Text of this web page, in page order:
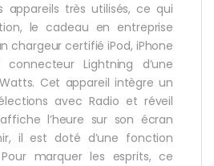
appareils très utilisés, ce qui
le cadeau en entreprise
chargeur certifié iPod, iPhone
Lightning d’une
Cet appareil intègre un
avec Radio et réveil
l’heure sur son écran
il est doté d’une fonction
marquer les esprits, ce